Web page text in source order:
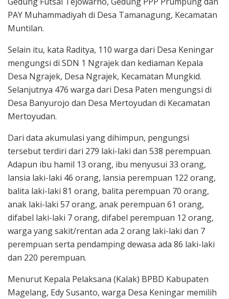
PAY Muhammadiyah di Desa Tamanagung, Kecamatan
Muntilan.
Selain itu, kata Raditya, 110 warga dari Desa Keningar
mengungsi di SDN 1 Ngrajek dan kediaman Kepala
Desa Ngrajek, Desa Ngrajek, Kecamatan Mungkid.
Selanjutnya 476 warga dari Desa Paten mengungsi di
Desa Banyurojo dan Desa Mertoyudan di Kecamatan
Mertoyudan.
Dari data akumulasi yang dihimpun, pengungsi
tersebut terdiri dari 279 laki-laki dan 538 perempuan.
Adapun ibu hamil 13 orang, ibu menyusui 33 orang,
lansia laki-laki 46 orang, lansia perempuan 122 orang,
balita laki-laki 81 orang, balita perempuan 70 orang,
anak laki-laki 57 orang, anak perempuan 61 orang,
difabel laki-laki 7 orang, difabel perempuan 12 orang,
warga yang sakit/rentan ada 2 orang laki-laki dan 7
perempuan serta pendamping dewasa ada 86 laki-laki
dan 220 perempuan.
Menurut Kepala Pelaksana (Kalak) BPBD Kabupaten
Magelang, Edy Susanto, warga Desa Keningar memilih